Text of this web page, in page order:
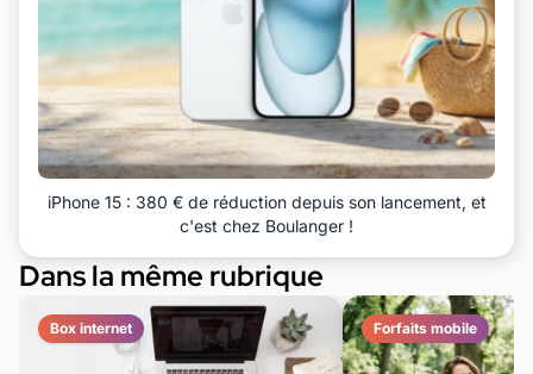
iPhone 15 : 380 € de réduction depuis son lancement, et
c'est chez Boulanger !
Dans la même rubrique
Box internet Forfaits mobile